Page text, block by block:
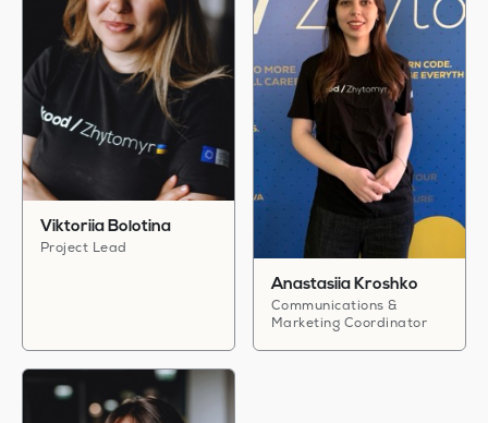
Viktoriia Bolotina
Project Lead
Anastasiia Kroshko
Communications &
Marketing Coordinator